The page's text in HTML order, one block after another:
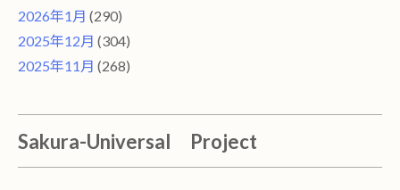
2026年1月 (290)
2025年12月 (304)
2025年11月 (268)
Sakura-Universal Project